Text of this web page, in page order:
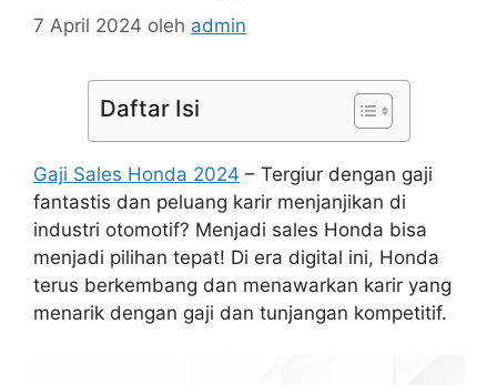
7 April 2024 oleh admin
Daftar Isi
Gaji Sales Honda 2024 – Tergiur dengan gaji
fantastis dan peluang karir menjanjikan di
industri otomotif? Menjadi sales Honda bisa
menjadi pilihan tepat! Di era digital ini, Honda
terus berkembang dan menawarkan karir yang
menarik dengan gaji dan tunjangan kompetitif.